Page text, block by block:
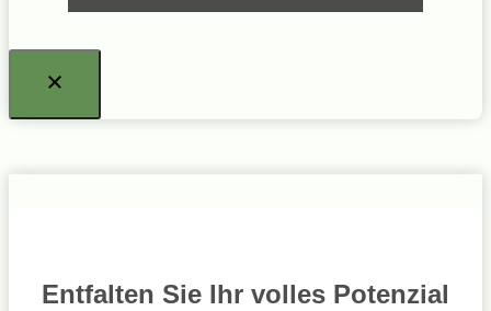
Entfalten Sie Ihr volles Potenzial